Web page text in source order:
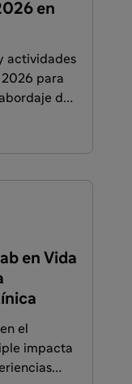
en
actividades
para
del
O DISPENSAR
en Vida
el
impacta